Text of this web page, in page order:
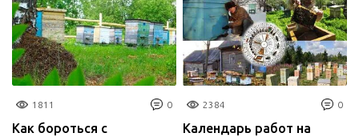
1811 0
Как бороться с
2384 0
Календарь работ на